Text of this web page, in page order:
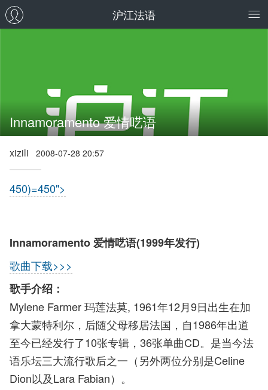
沪江法语
Innamoramento 爱情呓语
xizili 2008-07-28 20:57
450)=450">
Innamoramento 爱情呓语(1999年发行)
歌曲下载>>>
歌手介绍：
Mylene Farmer 玛莲法莫, 1961年12月9日出生在加
拿大蒙特利尔，后随父母移居法国，自1986年出道
至今已经发行了10张专辑，36张单曲CD。是当今法
语乐坛三大流行歌后之一（另外两位分别是Celine
Dion以及Lara Fabian）。